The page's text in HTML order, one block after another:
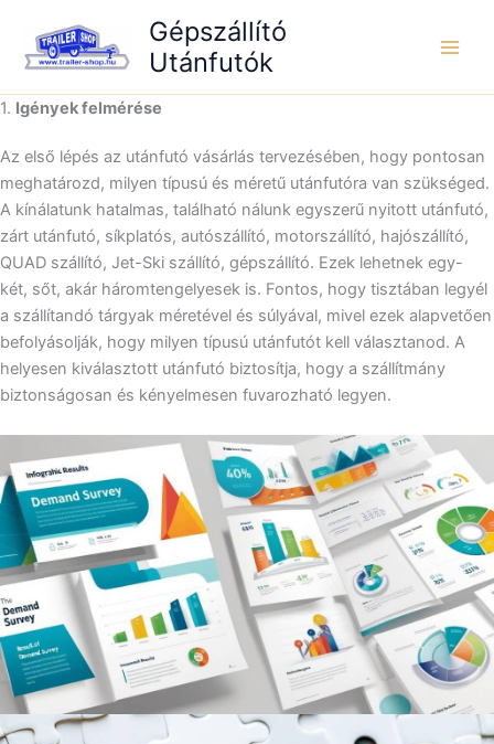
content
Gépszállító
Utánfutók
1. Igények felmérése
Az első lépés az utánfutó vásárlás tervezésében, hogy pontosan
meghatározd, milyen típusú és méretű utánfutóra van szükséged.
A kínálatunk hatalmas, található nálunk egyszerű nyitott utánfutó,
zárt utánfutó, síkplatós, autószállító, motorszállító, hajószállító,
QUAD szállító, Jet-Ski szállító, gépszállító. Ezek lehetnek egy-
két, sőt, akár háromtengelyesek is. Fontos, hogy tisztában legyél
a szállítandó tárgyak méretével és súlyával, mivel ezek alapvetően
befolyásolják, hogy milyen típusú utánfutót kell választanod. A
helyesen kiválasztott utánfutó biztosítja, hogy a szállítmány
biztonságosan és kényelmesen fuvarozható legyen.